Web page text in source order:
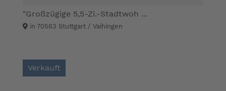
"Großzügige 5,5-Zi.-Stadtwoh ...
in 70563 Stuttgart / Vaihingen
Verkauft